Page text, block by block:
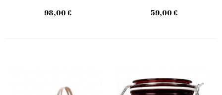
98,00 € 59,00 €